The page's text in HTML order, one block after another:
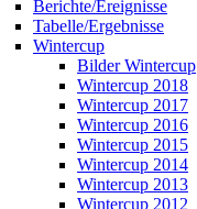
Berichte/Ereignisse
Tabelle/Ergebnisse
Wintercup
Bilder Wintercup
Wintercup 2018
Wintercup 2017
Wintercup 2016
Wintercup 2015
Wintercup 2014
Wintercup 2013
Wintercup 2012